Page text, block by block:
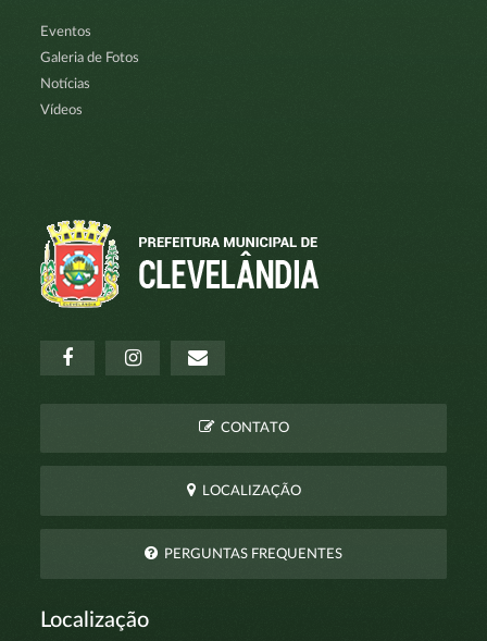
Eventos
Galeria de Fotos
Notícias
Vídeos
CONTATO
LOCALIZAÇÃO
PERGUNTAS FREQUENTES
Localização